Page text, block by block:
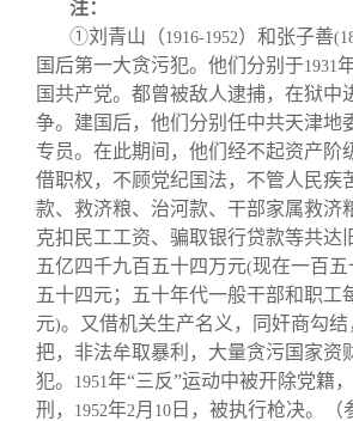
终身学习
信息化服务
三创大赛
实用信息
校友总会
总会简介
会长致辞
总会章程
理事会名单
关闭
注：
①刘青山（1916-1952）和张子善
国后第一大贪污犯。他们分别于1931
国共产党。都曾被敌人逮捕，在狱中
争。建国后，他们分别任中共天津地
专员。在此期间，他们经不起资产阶
借职权，不顾党纪国法，不管人民疾
款、救济粮、治河款、干部家属救济
克扣民工工资、骗取银行贷款等共达
五亿四千九百五十四万元(现在一百五
五十四元；五十年代一般干部和职工
元)。又借机关生产名义，同奸商勾结
把，非法牟取暴利，大量贪污国家资
犯。
1951年“三反”运动中被开除党籍
刑，
1952年2月 10 日，被执行枪决。（